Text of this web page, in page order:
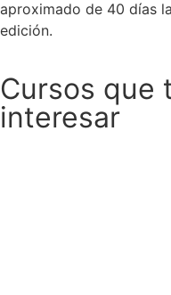
aproximado de 40 días
edición.
Cursos que
interesar